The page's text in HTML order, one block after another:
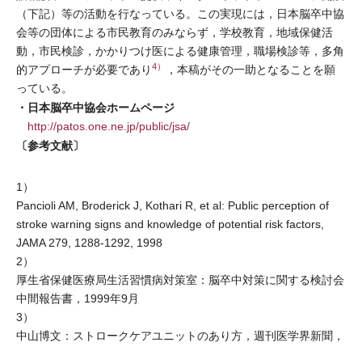
（下記）等の活動を行なっている。この実現には，日本脳卒中協
会等の団体による市民教育のみならず，学校教育，地域保健活
動，市民検診，かかりつけ医による健康管理，職場検診等，多角
的アプローチが必要であり 4）
，本稿がその一助となることを願
っている。
・日本脳卒中協会ホームページ
http://patos.one.ne.jp/public/jsa/
〔参考文献〕
1）
Pancioli AM, Broderick J, Kothari R, et al: Public perception of
stroke warning signs and knowledge of potential risk factors,
JAMA 279, 1288-1292, 1998
2）
厚生省保健医療局生活習慣病対策室：脳卒中対策に関する検討会
中間報告書，1999年9月
3）
中山博文：ストロークケアユニットのあり方，週刊医学界新聞，